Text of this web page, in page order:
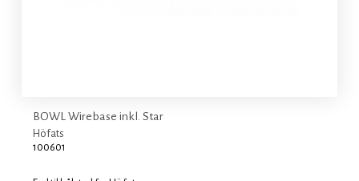
BOWL Wirebase inkl. Star
Höfats
100601